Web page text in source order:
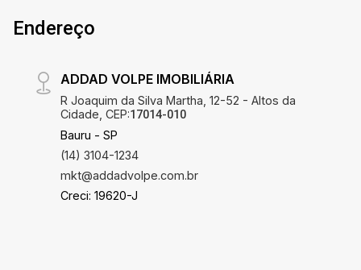
Endereço
ADDAD VOLPE IMOBILIÁRIA
R Joaquim da Silva Martha, 12-52 - Altos da
Cidade, CEP:17014-010
Bauru - SP
(14) 3104-1234
mkt@addadvolpe.com.br
Creci: 19620-J